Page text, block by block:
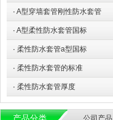
· A型穿墙套管刚性防水套管
· A型柔性防水套管国标
· 柔性防水套管a型国标
· 柔性防水套管的标准
· 柔性防水套管厚度
公司产品